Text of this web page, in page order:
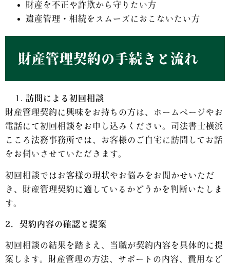
財産を不正や詐欺から守りたい方
遺産管理・相続をスムーズにおこないたい方
財産管理契約の手続きと流れ
訪問による初回相談
財産管理契約に興味をお持ちの方は、ホームページやお
電話にて初回相談をお申し込みください。司法書士横浜
こころ法務事務所では、お客様のご自宅に訪問してお話
をお伺いさせていただきます。
初回相談ではお客様の現状やお悩みをお聞かせいただ
き、財産管理契約に適しているかどうかを判断いたしま
す。
2．契約内容の確認と提案
初回相談の結果を踏まえ、当職が契約内容を具体的に提
案します。財産管理の方法、サポートの内容、費用など